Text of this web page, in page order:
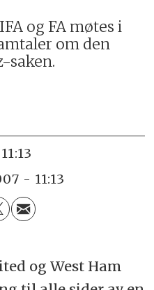
og FA møtes i
om den
saken.
- 11:13
og West Ham